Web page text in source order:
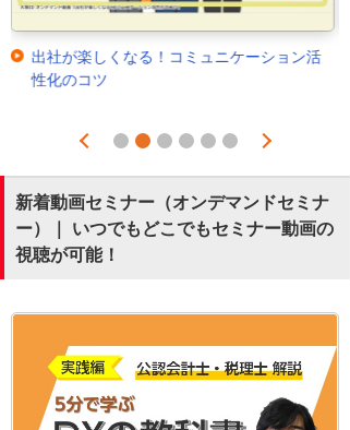
出社が楽しくなる！コミュニケーション活
性化のコツ
Prev
1 2 3 4 5 6
Next
新着動画セミナー（オンデマンドセミナ
ー）｜ いつでもどこでもセミナー動画の
視聴が可能！